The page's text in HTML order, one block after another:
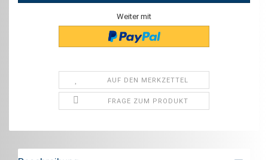
Weiter mit
AUF DEN MERKZETTEL
FRAGE ZUM PRODUKT